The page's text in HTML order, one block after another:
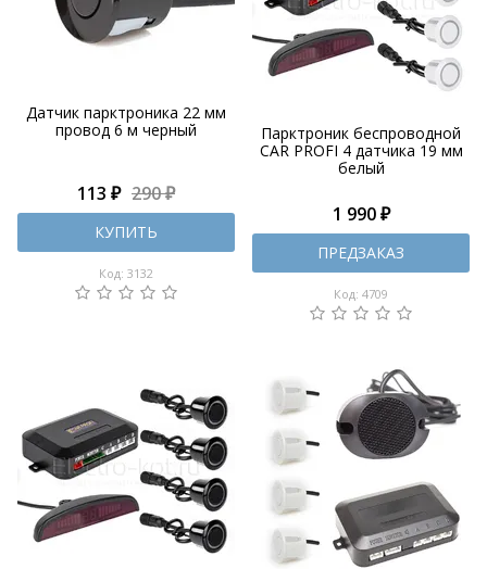
Датчик парктроника 22 мм
провод 6 м черный
113 ₽ 290 ₽
КУПИТЬ
Код: 3132
Парктроник беспроводной
CAR PROFI 4 датчика 19 мм
белый
1 990 ₽
ПРЕДЗАКАЗ
Код: 4709